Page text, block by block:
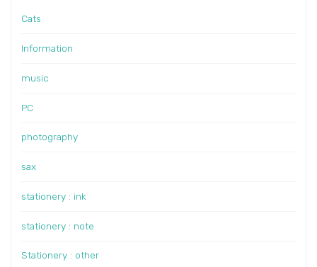
Cats
Information
music
PC
photography
sax
stationery : ink
stationery : note
Stationery : other